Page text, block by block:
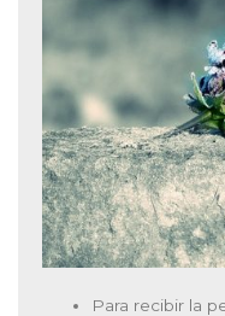
Para recibir la